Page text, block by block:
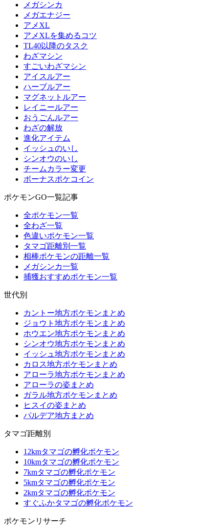
メガシンカ
メガエナジー
アメXL
アメXLを集めるコツ
TL40以降のタスク
わざマシン
すごいわざマシン
アイスルアー
ハーブルアー
マグネットルアー
レイニールアー
おうごんルアー
わざの解放
進化アイテム
イッシュのいし
シンオウのいし
チームカラー変更
ボーナスポケコイン
ポケモンGO一覧記事
全ポケモン一覧
全わざ一覧
色違いポケモン一覧
タマゴ距離別一覧
相棒ポケモンの距離一覧
メガシンカ一覧
捕獲おすすめポケモン一覧
世代別
カントー地方ポケモンまとめ
ジョウト地方ポケモンまとめ
ホウエン地方ポケモンまとめ
シンオウ地方ポケモンまとめ
イッシュ地方ポケモンまとめ
カロス地方ポケモンまとめ
アローラ地方ポケモンまとめ
アローラの姿まとめ
ガラル地方ポケモンまとめ
ヒスイの姿まとめ
パルデア地方まとめ
タマゴ距離別
12kmタマゴの孵化ポケモン
10kmタマゴの孵化ポケモン
7kmタマゴの孵化ポケモン
5kmタマゴの孵化ポケモン
2kmタマゴの孵化ポケモン
すぐふかタマゴの孵化ポケモン
ポケモンリサーチ